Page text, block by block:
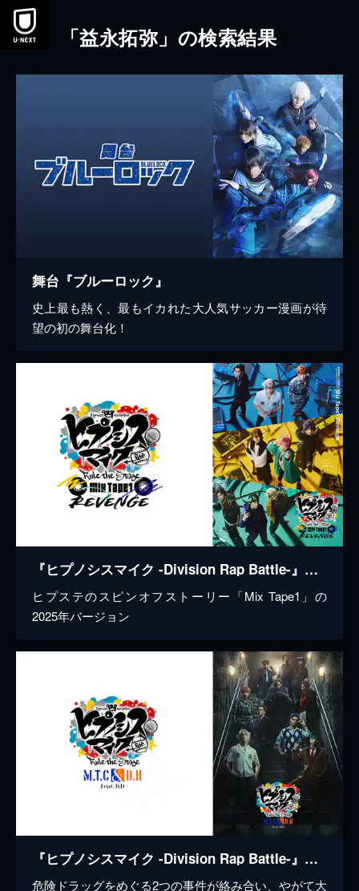
本文へスキップ
「益永拓弥」の検索結果
舞台『ブルーロック』
史上最も熱く、最もイカれた大人気サッカー漫画が待
望の初の舞台化！
『ヒプノシスマイク -Division Rap Battle-』Rule the Stage《Mix Tape1 Revenge》
ヒプステのスピンオフストーリー「Mix Tape1」の
2025年バージョン
『ヒプノシスマイク -Division Rap Battle-』Rule the Stage《MAD TRIGGER CREW ＆ どついたれ本舗 feat. 道頓堀ダイバーズ》
危険ドラッグをめぐる2つの事件が絡み合い、やがて大